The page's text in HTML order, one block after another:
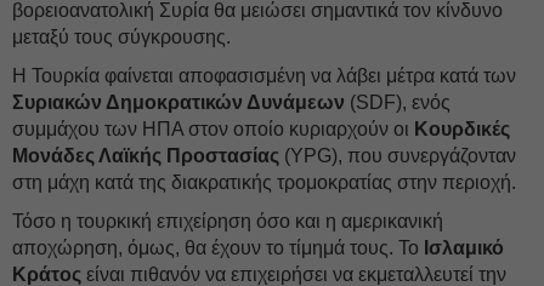
βορειοανατολική Συρία θα μειώσει σημαντικά τον κίνδυνο
μεταξύ τους σύγκρουσης.
Η Τουρκία φαίνεται αποφασισμένη να λάβει μέτρα κατά των
Συριακών Δημοκρατικών Δυνάμεων (SDF), ενός
συμμάχου των ΗΠΑ στον οποίο κυριαρχούν οι Κουρδικές
Μονάδες Λαϊκής Προστασίας (YPG), που συνεργάζονταν
στη μάχη κατά της διακρατικής τρομοκρατίας στην περιοχή.
Τόσο η τουρκική επιχείρηση όσο και η αμερικανική
αποχώρηση, όμως, θα έχουν το τίμημά τους. Το Ισλαμικό
Κράτος είναι πιθανόν να επιχειρήσει να εκμεταλλευτεί την